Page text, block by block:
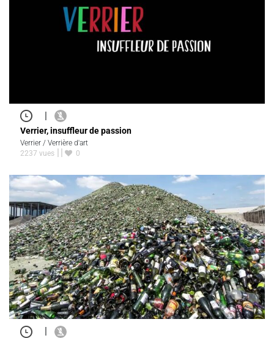
|
Verrier, insuffleur de passion
Verrier / Verrière d'art
2237 vues
0
|